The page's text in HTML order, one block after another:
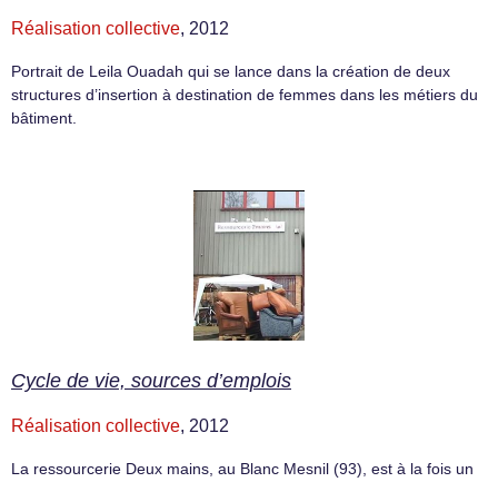
Réalisation collective, 2012
Portrait de Leila Ouadah qui se lance dans la création de deux
structures d’insertion à destination de femmes dans les métiers du
bâtiment.
Cycle de vie, sources d’emplois
Réalisation collective, 2012
La ressourcerie Deux mains, au Blanc Mesnil (93), est à la fois un